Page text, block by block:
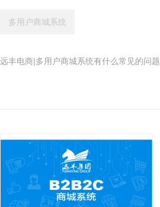
多用户商城系统
远丰电商|多用户商城系统有什么常见的问题